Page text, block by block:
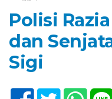
Polisi
dan
Sigi